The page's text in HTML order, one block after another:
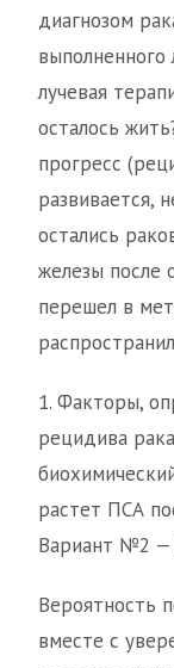
диагнозом
выполненного
лучевая
осталось
прогресс
развивается,
остались
железы после
перешел в
1. Факторы,
рецидива
растет ПСА
Вариант №2
Вероятность
вместе с